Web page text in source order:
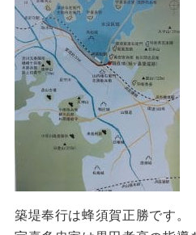
築堤奉行は蜂須賀正勝です。